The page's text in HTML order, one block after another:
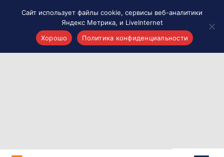
Новости России
Сайт использует файлы cookie, сервисы веб-аналитики
Яндекс Метрика, и LiveInternet
Хорошо
Политика конфиденциальности